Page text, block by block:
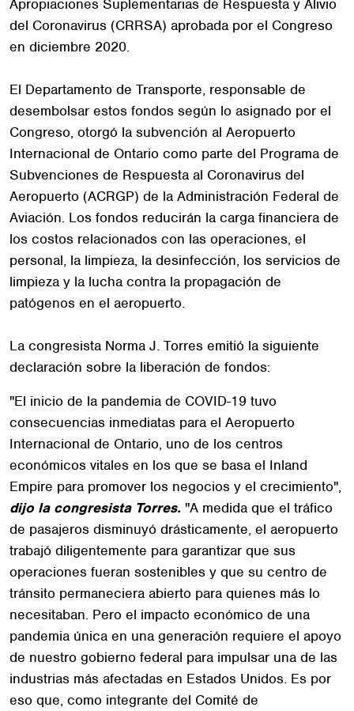
Apropiaciones Suplementarias de Respuesta y Alivio
del Coronavirus (CRRSA) aprobada por el Congreso
en diciembre 2020.
El Departamento de Transporte, responsable de
desembolsar estos fondos según lo asignado por el
Congreso, otorgó la subvención al Aeropuerto
Internacional de Ontario como parte del Programa de
Subvenciones de Respuesta al Coronavirus del
Aeropuerto (ACRGP) de la Administración Federal de
Aviación. Los fondos reducirán la carga financiera de
los costos relacionados con las operaciones, el
personal, la limpieza, la desinfección, los servicios de
limpieza y la lucha contra la propagación de
patógenos en el aeropuerto.
La congresista Norma J. Torres emitió la siguiente
declaración sobre la liberación de fondos:
"El inicio de la pandemia de COVID-19 tuvo
consecuencias inmediatas para el Aeropuerto
Internacional de Ontario, uno de los centros
económicos vitales en los que se basa el Inland
Empire para promover los negocios y el crecimiento",
dijo la congresista Torres. "A medida que el tráfico
de pasajeros disminuyó drásticamente, el aeropuerto
trabajó diligentemente para garantizar que sus
operaciones fueran sostenibles y que su centro de
tránsito permaneciera abierto para quienes más lo
necesitaban. Pero el impacto económico de una
pandemia única en una generación requiere el apoyo
de nuestro gobierno federal para impulsar una de las
industrias más afectadas en Estados Unidos. Es por
eso que, como integrante del Comité de